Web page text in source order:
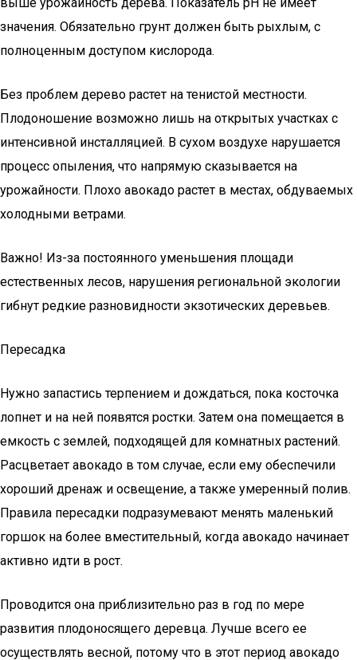
значения. Обязательно грунт должен быть рыхлым, с
полноценным доступом кислорода.
Без проблем дерево растет на тенистой местности.
Плодоношение возможно лишь на открытых участках с
интенсивной инсталляцией. В сухом воздухе нарушается
процесс опыления, что напрямую сказывается на
урожайности. Плохо авокадо растет в местах, обдуваемых
холодными ветрами.
Важно! Из-за постоянного уменьшения площади
естественных лесов, нарушения региональной экологии
гибнут редкие разновидности экзотических деревьев.
Пересадка
Нужно запастись терпением и дождаться, пока косточка
лопнет и на ней появятся ростки. Затем она помещается в
емкость с землей, подходящей для комнатных растений.
Расцветает авокадо в том случае, если ему обеспечили
хороший дренаж и освещение, а также умеренный полив.
Правила пересадки подразумевают менять маленький
горшок на более вместительный, когда авокадо начинает
активно идти в рост.
Проводится она приблизительно раз в год по мере
развития плодоносящего деревца. Лучше всего ее
осуществлять весной, потому что в этот период авокадо